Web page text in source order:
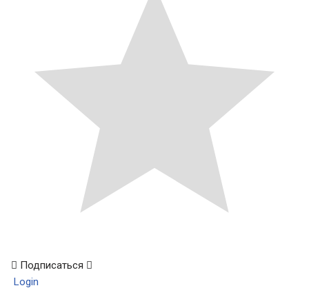
Подписаться
Login